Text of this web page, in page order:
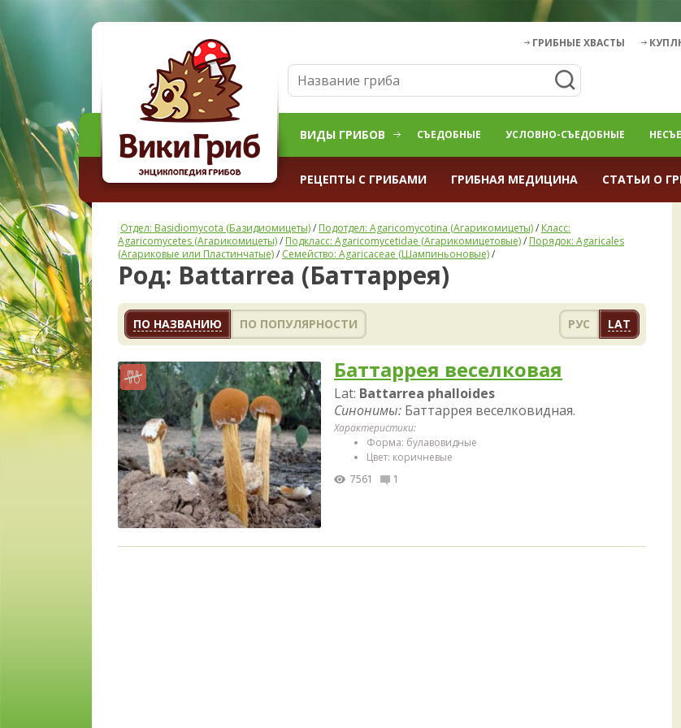
ГРИБНЫЕ ХВАСТЫ
ВИДЫ ГРИБОВ СЪЕДОБНЫЕ УСЛОВНО-СЪЕДОБНЫЕ
РЕЦЕПТЫ С ГРИБАМИ ГРИБНАЯ МЕДИЦИНА СТАТЬИ О
Отдел: Basidiomycota (Базидиомицеты)/ Подотдел: Agaricomycotina (Агарикомицеты)/ Класс:
Agaricomycetes (Агарикомицеты)/ Подкласс: Agaricomycetidae (Агарикомицетовые)/ Порядок: Agaricales
(Агариковые или Пластинчатые)/ Семейство: Agaricaceae (Шампиньоновые)/
Род: Battarrea (Баттаррея)
ПО НАЗВАНИЮ ПО ПОПУЛЯРНОСТИ РУС LAT
Баттаррея веселковая
Lat: Battarrea phalloides
Синонимы: Баттаррея веселковидная.
Характеристики:
Форма: булавовидные
Цвет: коричневые
7561
1